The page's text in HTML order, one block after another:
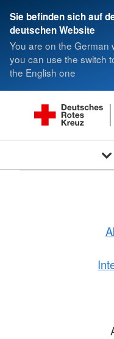
Sie befinden sich auf
deutschen Website
You are on the German
you can use the switch
the English one